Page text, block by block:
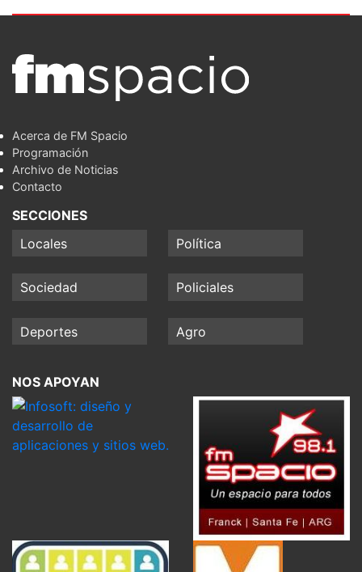
Acerca de FM Spacio
Programación
Archivo de Noticias
Contacto
SECCIONES
Locales
Política
Sociedad Policiales
Deportes Agro
NOS APOYAN